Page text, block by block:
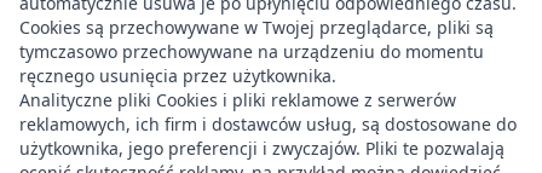
Cookies są przechowywane w Twojej przeglądarce, pliki są
tymczasowo przechowywane na urządzeniu do momentu
ręcznego usunięcia przez użytkownika.
Analityczne pliki Cookies i pliki reklamowe z serwerów
reklamowych, ich firm i dostawców usług, są dostosowane do
użytkownika, jego preferencji i zwyczajów. Pliki te pozwalają